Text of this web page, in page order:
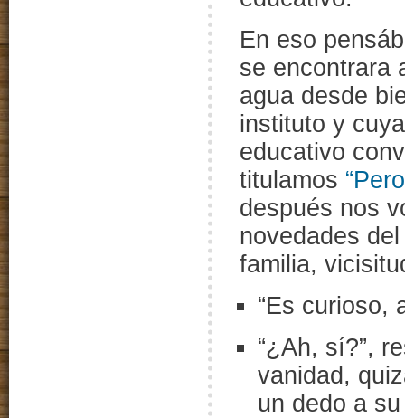
En eso
se encontrara
agua desde
instituto y
educativo
titulamos
después nos
novedades
familia,
“Es curioso,
“¿Ah, sí?”,
vanidad,
un dedo a